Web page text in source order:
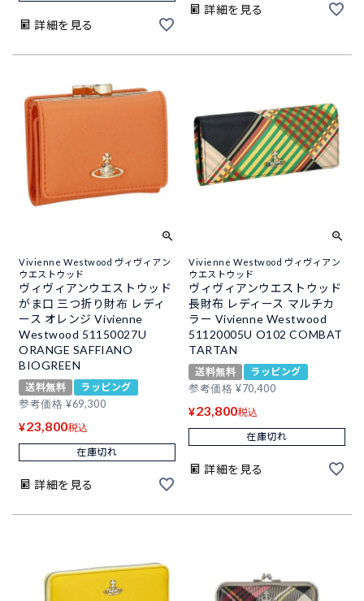
詳細を見る
詳細を見る
Vivienne Westwood ヴィヴィアン
ウエストウッド
ヴィヴィアンウエストウッド
がま口 三つ折り財布 レディ
ース オレンジ Vivienne
Westwood 51150027U
ORANGE SAFFIANO
BIOGREEN
送料無料
ラッピング
参考価格 ¥69,300
¥23,800税込
在庫切れ
詳細を見る
Vivienne Westwood ヴィヴィアン
ウエストウッド
ヴィヴィアンウエストウッド
長財布 レディース マルチカ
ラー Vivienne Westwood
51120005U O102 COMBAT
TARTAN
送料無料
ラッピング
参考価格 ¥70,400
¥23,800税込
在庫切れ
詳細を見る